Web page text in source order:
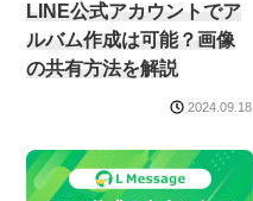
LINE公式アカウントでア
ルバム作成は可能？画像
の共有方法を解説
2024.09.18